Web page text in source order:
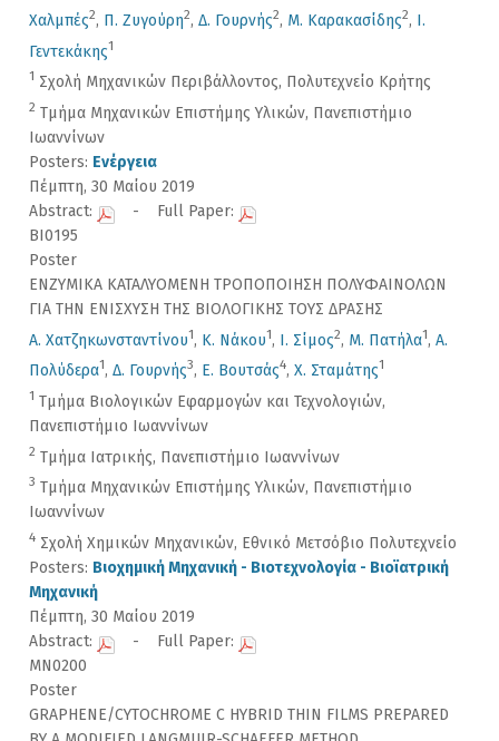
Χαλμπές2, Π. Ζυγούρη2, Δ. Γουρνής2, Μ. Καρακασίδης2, Ι.
Γεντεκάκης1
1 Σχολή Μηχανικών Περιβάλλοντος, Πολυτεχνείο Κρήτης
2 Τμήμα Μηχανικών Επιστήμης Υλικών, Πανεπιστήμιο
Ιωαννίνων
Posters: Ενέργεια
Πέμπτη, 30 Μαίου 2019
Abstract:
- Full Paper:
BI0195
Poster
ΕΝΖΥΜΙΚΑ ΚΑΤΑΛΥΟΜΕΝΗ ΤΡΟΠΟΠΟΙΗΣΗ ΠΟΛΥΦΑΙΝΟΛΩΝ
ΓΙΑ ΤΗΝ ΕΝΙΣΧΥΣΗ ΤΗΣ ΒΙΟΛΟΓΙΚΗΣ ΤΟΥΣ ΔΡΑΣΗΣ
Α. Χατζηκωνσταντίνου1, Κ. Νάκου1, Ι. Σίμος2, Μ. Πατήλα1, Α.
Πολύδερα1, Δ. Γουρνής3, Ε. Βουτσάς4, Χ. Σταμάτης1
1 Τμήμα Βιολογικών Εφαρμογών και Τεχνολογιών,
Πανεπιστήμιο Ιωαννίνων
2 Τμήμα Ιατρικής, Πανεπιστήμιο Ιωαννίνων
3 Τμήμα Μηχανικών Επιστήμης Υλικών, Πανεπιστήμιο
Ιωαννίνων
4 Σχολή Χημικών Μηχανικών, Εθνικό Μετσόβιο Πολυτεχνείο
Posters: Βιοχημική Μηχανική - Βιοτεχνολογία - Βιοϊατρική
Μηχανική
Πέμπτη, 30 Μαίου 2019
Abstract:
- Full Paper:
MN0200
Poster
GRAPHENE/CYTOCHROME C HYBRID THIN FILMS PREPARED